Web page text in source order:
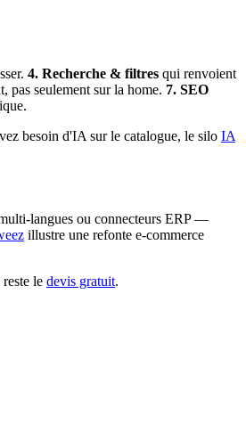
4. Recherche & filtres qui renvoient
pas seulement sur la home. 7. SEO
besoin d'IA sur le catalogue, le silo IA
langues ou connecteurs ERP —
illustre une refonte e-commerce
le devis gratuit.